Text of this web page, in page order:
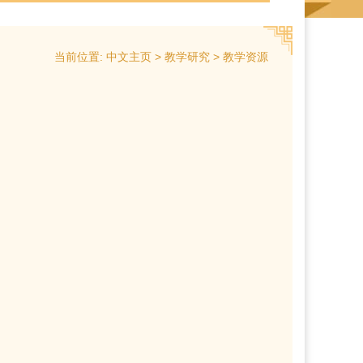
当前位置: 中文主页 > 教学研究 > 教学资源